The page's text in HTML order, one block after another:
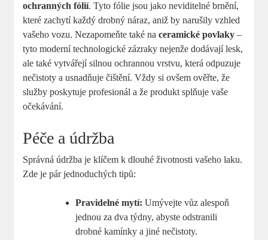
ochranných fólií. Tyto fólie jsou jako neviditelné brnění,
které zachytí každý drobný náraz, aniž by narušily vzhled
vašeho vozu. Nezapomeňte také naceramické povlaky –
tyto moderní technologické zázraky nejenže dodávají lesk,
ale také vytvářejí silnou ochrannou vrstvu, která odpuzuje
nečistoty a usnadňuje čištění. Vždy si ovšem ověřte, že
služby poskytuje profesionál a že produkt splňuje vaše
očekávání.
Péče a údržba
Správná údržba je klíčem k dlouhé životnosti vašeho laku.
Zde je pár jednoduchých tipů:
Pravidelné mytí: Umývejte vůz alespoň
jednou za dva týdny, abyste odstranili
drobné kamínky a jiné nečistoty.